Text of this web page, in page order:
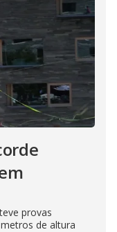
provas
de altura